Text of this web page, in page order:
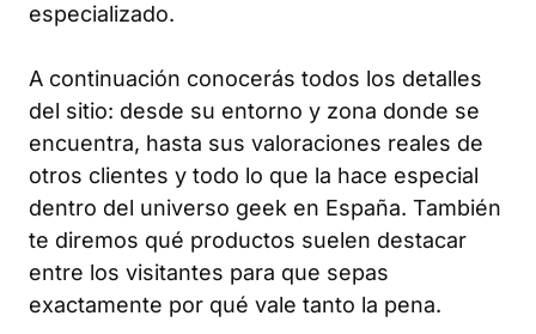
especializado.
A continuación conocerás todos los detalles
del sitio: desde su entorno y zona donde se
encuentra, hasta sus valoraciones reales de
otros clientes y todo lo que la hace especial
dentro del universo geek en España. También
te diremos qué productos suelen destacar
entre los visitantes para que sepas
exactamente por qué vale tanto la pena.